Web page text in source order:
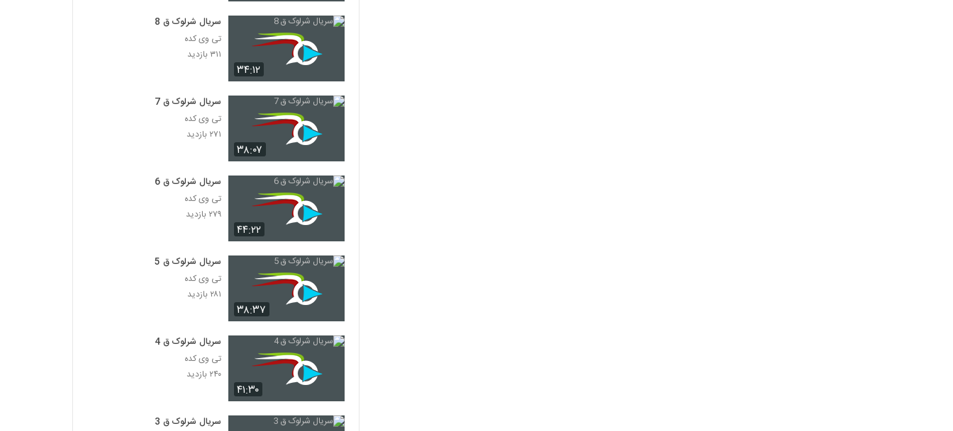
۳۴:۱۲
سریال شرلوک ق 8
تی وی کده
۳۱۱ بازدید
۳۸:۰۷
سریال شرلوک ق 7
تی وی کده
۲۷۱ بازدید
۴۴:۲۲
سریال شرلوک ق 6
تی وی کده
۲۷۹ بازدید
۳۸:۳۷
سریال شرلوک ق 5
تی وی کده
۲۸۱ بازدید
۴۱:۳۰
سریال شرلوک ق 4
تی وی کده
۲۴۰ بازدید
سریال شرلوک ق 3